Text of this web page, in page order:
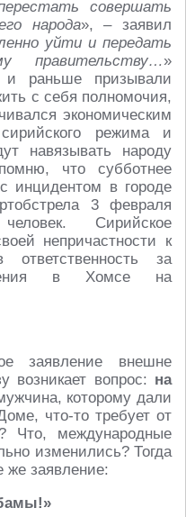
совершать
народа», – заявил
уйти и передать
правительству…»
и раньше призывали
с себя полномочия,
экономическим
режима и
навязывать народу
что субботнее
инцидентом в городе
3 февраля
Сирийское
непричастности к
ответственность за
в Хомсе на
заявление внешне
возникает вопрос: на
которому дали
что-то требует от
Что, международные
изменились? Тогда
же заявление: